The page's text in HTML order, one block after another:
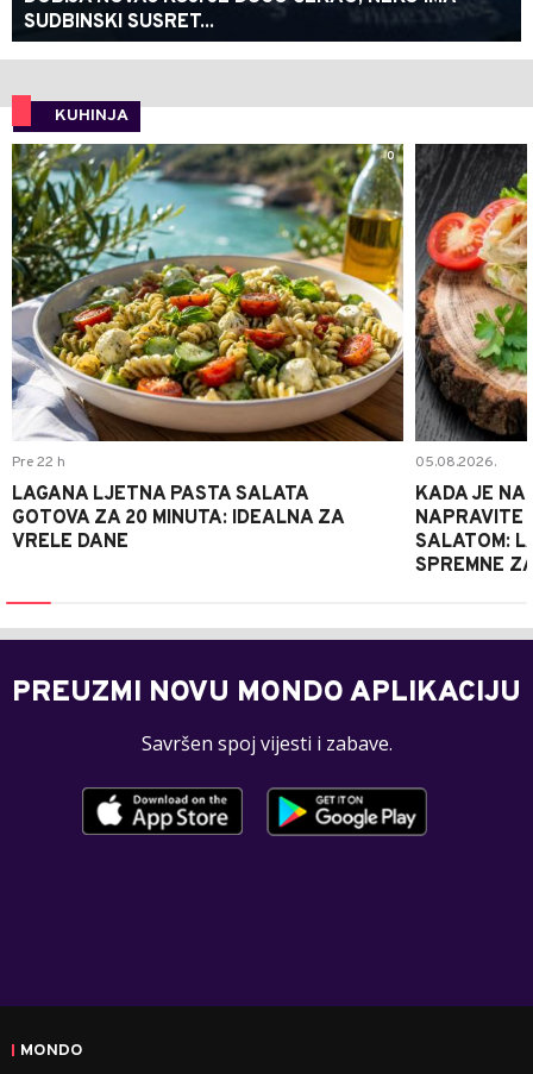
SUDBINSKI SUSRET...
KUHINJA
0
Pre 22 h
LAGANA LJETNA PASTA SALATA
GOTOVA ZA 20 MINUTA: IDEALNA ZA
VRELE DANE
05.08.2026.
KADA JE
NAPRAVITE
SALATOM:
SPREMNE
PREUZMI NOVU MONDO APLIKACIJU
Savršen spoj vijesti i zabave.
MONDO